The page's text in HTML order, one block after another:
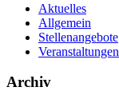
Aktuelles
Allgemein
Stellenangebote
Veranstaltungen
Archiv